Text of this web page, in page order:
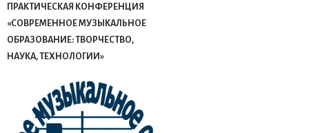
ПРАКТИЧЕСКАЯ КОНФЕРЕНЦИЯ
«СОВРЕМЕННОЕ МУЗЫКАЛЬНОЕ
ОБРАЗОВАНИЕ: ТВОРЧЕСТВО,
НАУКА, ТЕХНОЛОГИИ»